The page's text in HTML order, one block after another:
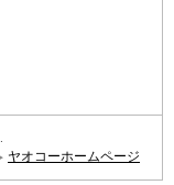
ヤオコーホームページ